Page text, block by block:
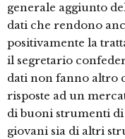
generale aggiunto
dati che rendono
positivamente la
il segretario
dati non fanno altro
risposte ad un
di buoni strumenti
giovani sia di altri